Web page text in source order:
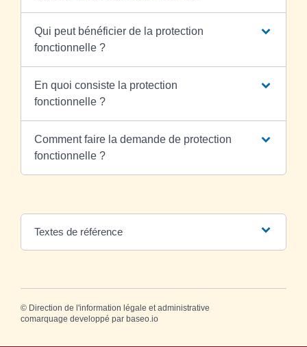
Qui peut bénéficier de la protection
fonctionnelle ?
En quoi consiste la protection
fonctionnelle ?
Comment faire la demande de protection
fonctionnelle ?
Textes de référence
© Direction de l'information légale et administrative
comarquage developpé par baseo.io